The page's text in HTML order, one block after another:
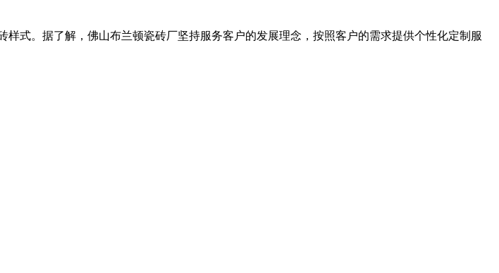
。据了解，佛山布兰顿瓷砖厂坚持服务客户的发展理念，按照客户的需求提供个性化定制服